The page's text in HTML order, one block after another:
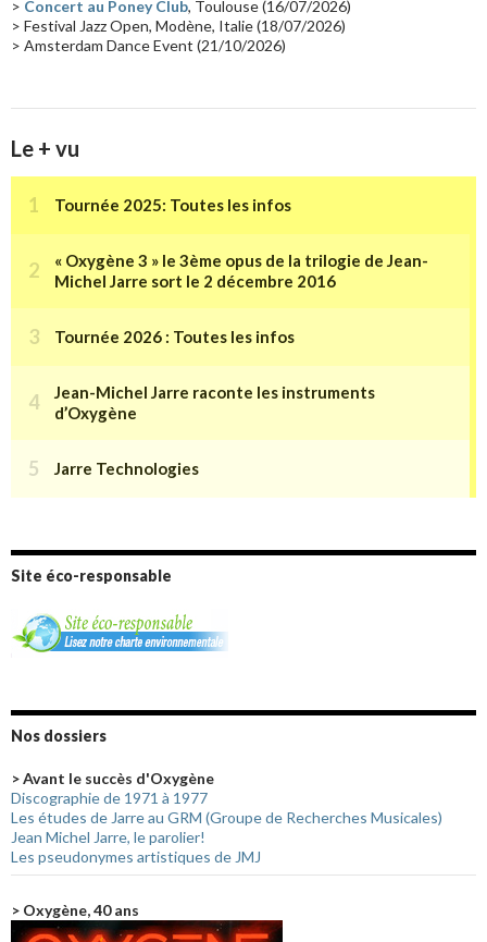
> Concert au Poney Club, Toulouse (16/07/2026)
> Festival Jazz Open, Modène, Italie (18/07/2026)
> Amsterdam Dance Event (21/10/2026)
Le + vu
Site éco-responsable
Nos dossiers
> Avant le succès d'Oxygène
Discographie de 1971 à 1977
Les études de Jarre au GRM (Groupe de Recherches Musicales)
Jean Michel Jarre, le parolier!
Les pseudonymes artistiques de JMJ
> Oxygène, 40 ans